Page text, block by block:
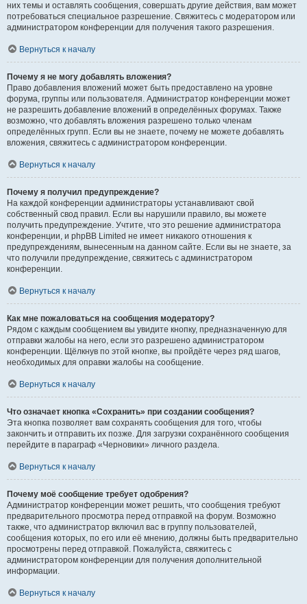
них темы и оставлять сообщения, совершать другие действия, вам может
потребоваться специальное разрешение. Свяжитесь с модератором или
администратором конференции для получения такого разрешения.
Вернуться к началу
Почему я не могу добавлять вложения?
Право добавления вложений может быть предоставлено на уровне
форума, группы или пользователя. Администратор конференции может
не разрешить добавление вложений в определённых форумах. Также
возможно, что добавлять вложения разрешено только членам
определённых групп. Если вы не знаете, почему не можете добавлять
вложения, свяжитесь с администратором конференции.
Вернуться к началу
Почему я получил предупреждение?
На каждой конференции администраторы устанавливают свой
собственный свод правил. Если вы нарушили правило, вы можете
получить предупреждение. Учтите, что это решение администратора
конференции, и phpBB Limited не имеет никакого отношения к
предупреждениям, вынесенным на данном сайте. Если вы не знаете, за
что получили предупреждение, свяжитесь с администратором
конференции.
Вернуться к началу
Как мне пожаловаться на сообщения модератору?
Рядом с каждым сообщением вы увидите кнопку, предназначенную для
отправки жалобы на него, если это разрешено администратором
конференции. Щёлкнув по этой кнопке, вы пройдёте через ряд шагов,
необходимых для оправки жалобы на сообщение.
Вернуться к началу
Что означает кнопка «Сохранить» при создании сообщения?
Эта кнопка позволяет вам сохранять сообщения для того, чтобы
закончить и отправить их позже. Для загрузки сохранённого сообщения
перейдите в параграф «Черновики» личного раздела.
Вернуться к началу
Почему моё сообщение требует одобрения?
Администратор конференции может решить, что сообщения требуют
предварительного просмотра перед отправкой на форум. Возможно
также, что администратор включил вас в группу пользователей,
сообщения которых, по его или её мнению, должны быть предварительно
просмотрены перед отправкой. Пожалуйста, свяжитесь с
администратором конференции для получения дополнительной
информации.
Вернуться к началу